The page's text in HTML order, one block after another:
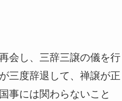
会し、三辞三譲の儀を行
三度辞退して、禅譲が正
事には関わらないこと